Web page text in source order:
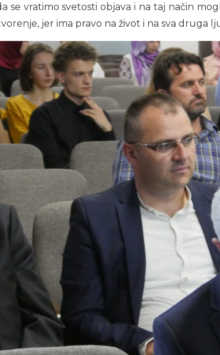
se vratimo svetosti objava i na taj način
jer ima pravo na život i na sva druga